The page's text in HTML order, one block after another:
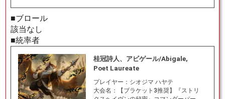
■ブロール
該当なし
■統率者
桂冠詩人、アビゲール/Abigale,
Poet Laureate
プレイヤー： シオジマ ハヤテ
大会名：
【ブラケット3推奨】『ストリ